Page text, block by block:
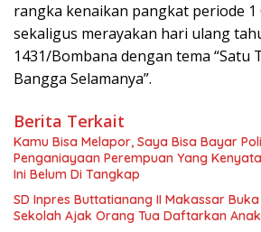
rangka kenaikan pangkat periode 1
sekaligus merayakan hari ulang
1431/Bombana dengan tema “Satu
Bangga Selamanya”.
Berita Terkait
Kamu Bisa Melapor, Saya Bisa Bayar
Penganiayaan Perempuan Yang
Ini Belum Di Tangkap
SD Inpres Buttatianang II Makassar
Sekolah Ajak Orang Tua Daftarkan